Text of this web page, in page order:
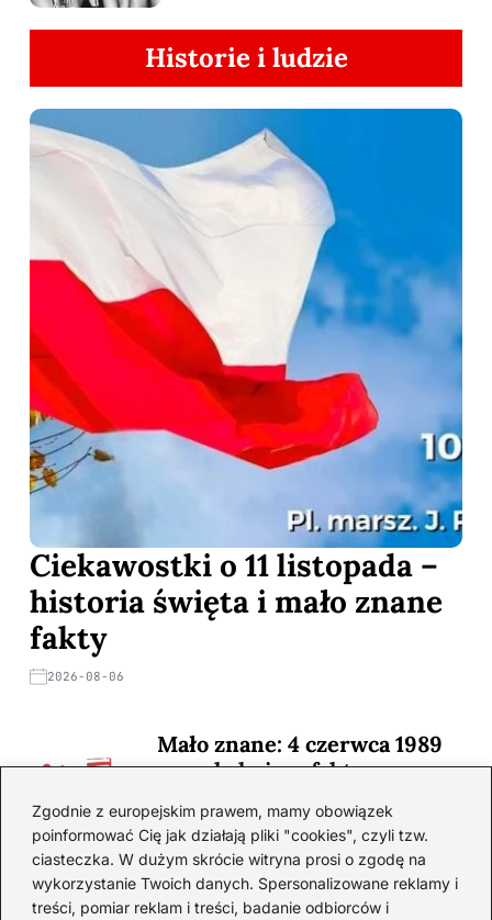
Zgodnie z europejskim prawem, mamy obowiązek
poinformować Cię jak działają pliki "cookies", czyli tzw.
ciasteczka. W dużym skrócie witryna prosi o zgodę na
wykorzystanie Twoich danych. Spersonalizowane reklamy i
treści, pomiar reklam i treści, badanie odbiorców i
Historie i ludzie
Ciekawostki o 11 listopada –
historia święta i mało znane
fakty
2026-08-06
Mało znane: 4 czerwca 1989
— zaskakujące fakty
2026-08-03
Ciekawostki o 1. wojnie
światowej — mało znane
fakty i historie